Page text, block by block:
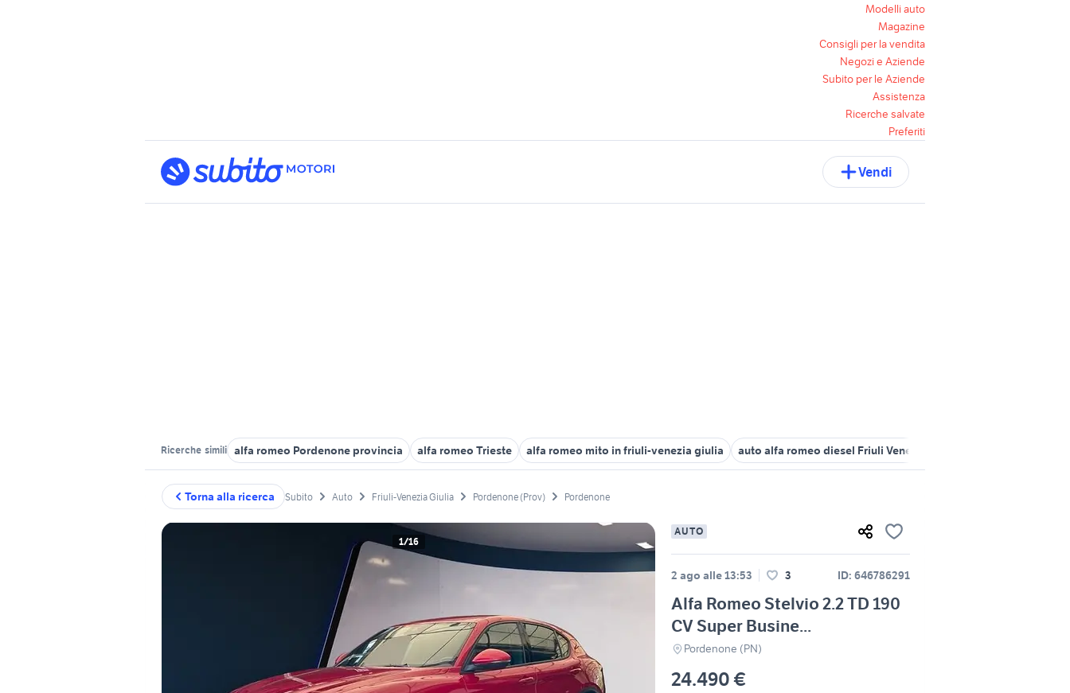
Modelli auto
Magazine
Consigli per la vendita
Negozi e Aziende
Subito per le Aziende
Assistenza
Ricerche salvate
Preferiti
Vendi
Ricerche simili alfa romeo Pordenone provincia alfa romeo Trieste alfa romeo mito in friuli-venezia giulia auto alfa romeo diesel Friuli Venezia Giulia
Torna alla ricerca Subito Auto Friuli-Venezia Giulia Pordenone (Prov) Pordenone
1/16
AUTO
2 ago alle 13:53 3 ID: 646786291
Alfa Romeo Stelvio 2.2 TD 190
CV Super Busine...
Pordenone (PN)
24.490 €